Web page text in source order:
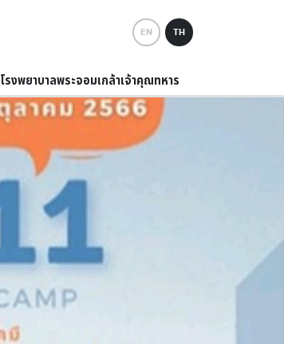
EN TH
โรงพยาบาลพระจอมเกล้าเจ้าคุณทหาร